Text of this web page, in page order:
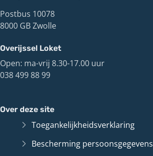
Postbus 10078
8000 GB Zwolle
Overijssel Loket
Open: ma-vrij 8.30-17.00 uur
038 499 88 99
Over deze site
Toegankelijkheidsverklaring
Bescherming persoonsgegevens